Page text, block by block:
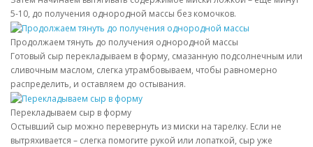
5-10, до получения однородной массы без комочков.
Продолжаем тянуть до получения однородной массы
Готовый сыр перекладываем в форму, смазанную подсолнечным или
сливочным маслом, слегка утрамбовываем, чтобы равномерно
распределить, и оставляем до остывания.
Перекладываем сыр в форму
Остывший сыр можно перевернуть из миски на тарелку. Если не
вытряхивается – слегка помогите рукой или лопаткой, сыр уже